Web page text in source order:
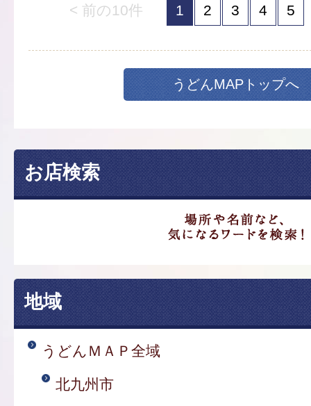
< 前の10件 1 2 3 4 5
うどんMAPトップへ
お店検索
地域
うどんＭＡＰ全域
北九州市